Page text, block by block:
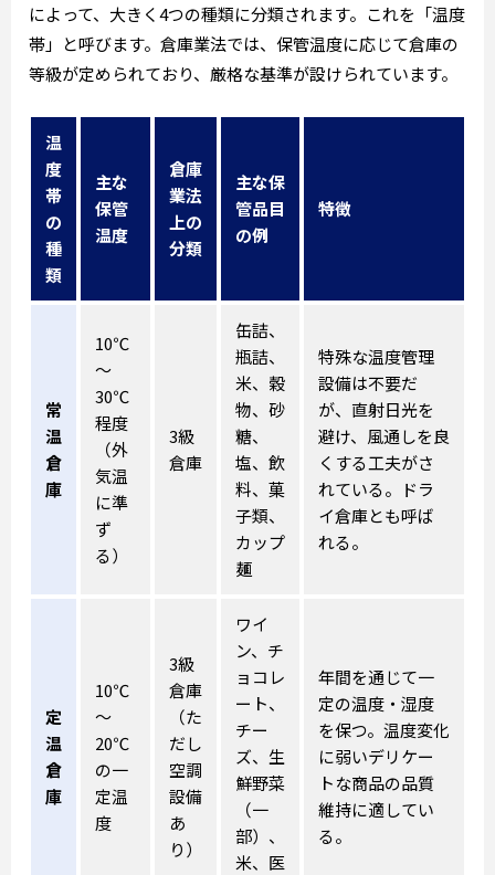
によって、大きく4つの種類に分類されます。これを「温度
帯」と呼びます。倉庫業法では、保管温度に応じて倉庫の
等級が定められており、厳格な基準が設けられています。
温
度
帯
の
種
類
主な
保管
温度
倉庫
業法
上の
分類
主な保
管品目
の例
特徴
常
温
倉
庫
10℃
～
30℃
程度
（外
気温
に準
ず
る）
3級
倉庫
缶詰、
瓶詰、
米、穀
物、砂
糖、
塩、飲
料、菓
子類、
カップ
麺
特殊な温度管理
設備は不要だ
が、直射日光を
避け、風通しを良
くする工夫がさ
れている。ドラ
イ倉庫とも呼ば
れる。
定
温
倉
庫
10℃
～
20℃
の一
定温
度
3級
倉庫
（た
だし
空調
設備
あ
り）
ワイ
ン、チ
ョコレ
ート、
チー
ズ、生
鮮野菜
（一
部）、
米、医
年間を通じて一
定の温度・湿度
を保つ。温度変化
に弱いデリケー
トな商品の品質
維持に適してい
る。